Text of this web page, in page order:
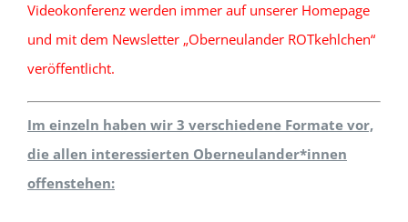
Videokonferenz werden immer auf unserer Homepage
und mit dem Newsletter „Oberneulander ROTkehlchen“
veröffentlicht.
Im einzeln haben wir 3 verschiedene Formate vor,
die allen interessierten Oberneulander*innen
offenstehen: